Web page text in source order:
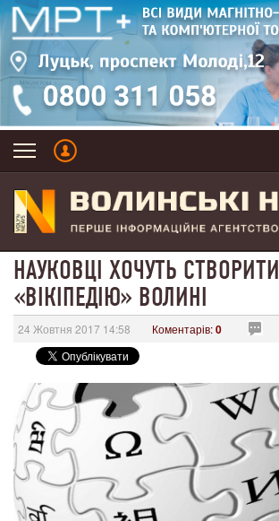
НАУКОВЦІ ХОЧУТЬ СТВОРИТИ
«ВІКІПЕДІЮ» ВОЛИНІ
24 Жовтня 2017 14:58 Коментарів:0